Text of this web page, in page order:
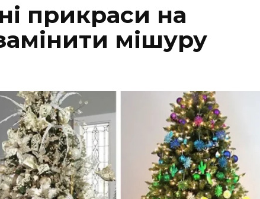
прикраси на
мішуру